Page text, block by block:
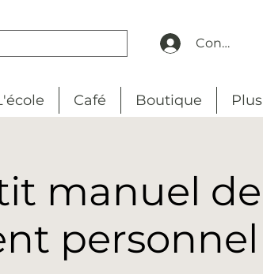
Connexion
Café Boutique Plus
manuel de
personnel